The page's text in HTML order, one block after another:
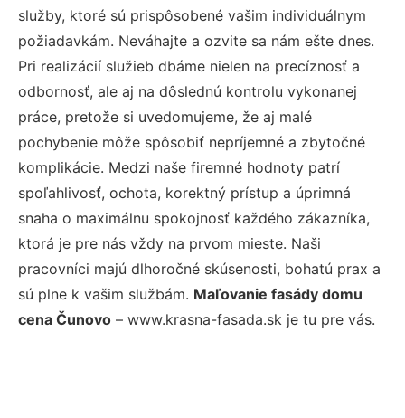
služby, ktoré sú prispôsobené vašim individuálnym
požiadavkám. Neváhajte a ozvite sa nám ešte dnes.
Pri realizácií služieb dbáme nielen na precíznosť a
odbornosť, ale aj na dôslednú kontrolu vykonanej
práce, pretože si uvedomujeme, že aj malé
pochybenie môže spôsobiť nepríjemné a zbytočné
komplikácie. Medzi naše firemné hodnoty patrí
spoľahlivosť, ochota, korektný prístup a úprimná
snaha o maximálnu spokojnosť každého zákazníka,
ktorá je pre nás vždy na prvom mieste. Naši
pracovníci majú dlhoročné skúsenosti, bohatú prax a
sú plne k vašim službám. Maľovanie fasády domu
cena Čunovo – www.krasna-fasada.sk je tu pre vás.